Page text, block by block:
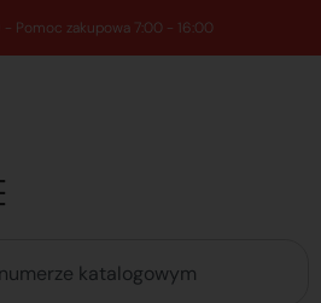
Pomoc zakupowa 7:00 - 16:00